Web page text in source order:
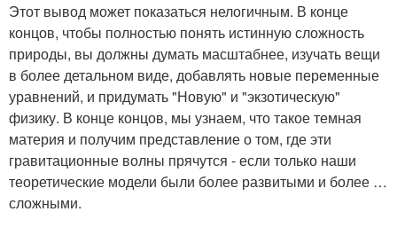
Этот вывод может показаться нелогичным. В конце
концов, чтобы полностью понять истинную сложность
природы, вы должны думать масштабнее, изучать вещи
в более детальном виде, добавлять новые переменные
уравнений, и придумать "Новую" и "экзотическую"
физику. В конце концов, мы узнаем, что такое темная
материя и получим представление о том, где эти
гравитационные волны прячутся - если только наши
теоретические модели были более развитыми и более …
сложными.